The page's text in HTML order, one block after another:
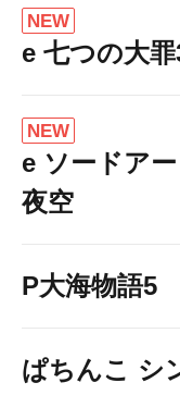
NEW
e 七つの大
NEW
e ソードア
夜空
P大海物語5
ぱちんこ シ